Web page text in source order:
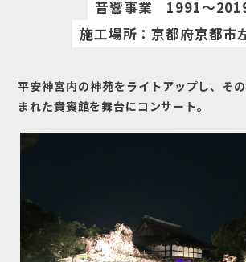
音響事業
1991～
施工場所：京都府京都市
平安神宮内の神苑をライトアップし、そ
まれた貴賓館を舞台にコンサート。